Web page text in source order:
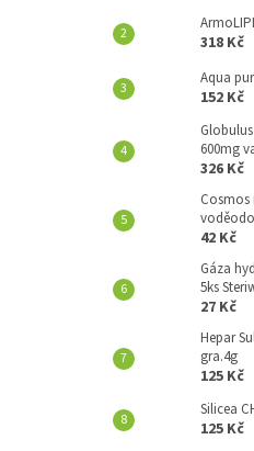
318 Kč
Aqua
152 Kč
600mg
326 Kč
Cosmos
42 Kč
Gáza
5ks
27 Kč
Hepar
gra.4g
125 Kč
Silicea
125 Kč